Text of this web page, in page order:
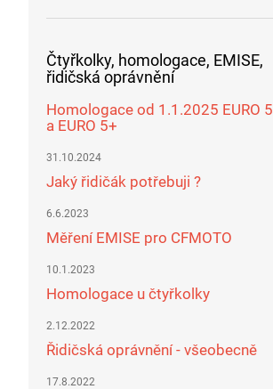
Čtyřkolky, homologace, EMISE,
řidičská oprávnění
Homologace od 1.1.2025 EURO 5
a EURO 5+
31.10.2024
Jaký řidičák potřebuji ?
6.6.2023
Měření EMISE pro CFMOTO
10.1.2023
Homologace u čtyřkolky
2.12.2022
Řidičská oprávnění - všeobecně
17.8.2022